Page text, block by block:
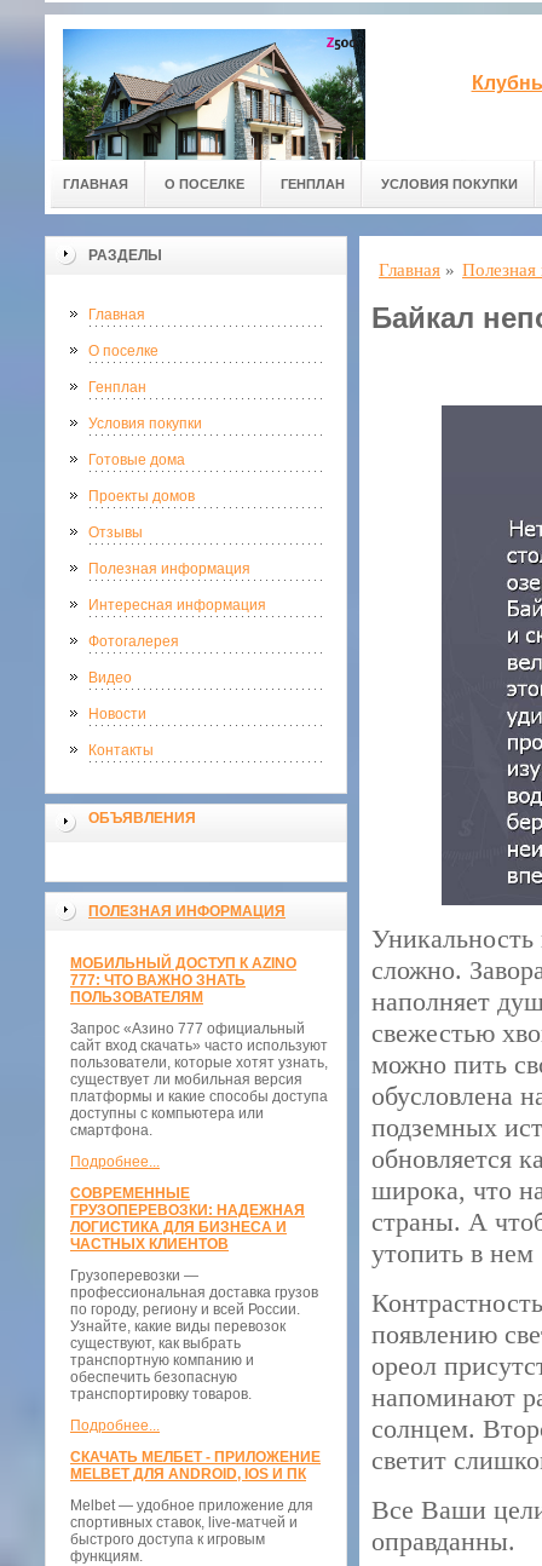
ГЛАВНАЯ О ПОСЕЛКЕ ГЕНПЛАН УСЛОВИЯ ПОКУПКИ
РАЗДЕЛЫ
Главная
О поселке
Генплан
Условия покупки
Готовые дома
Проекты домов
Отзывы
Полезная информация
Интересная информация
Фотогалерея
Видео
Новости
Контакты
ОБЪЯВЛЕНИЯ
ПОЛЕЗНАЯ ИНФОРМАЦИЯ
МОБИЛЬНЫЙ ДОСТУП К AZINO
777: ЧТО ВАЖНО ЗНАТЬ
ПОЛЬЗОВАТЕЛЯМ
Запрос «Азино 777 официальный
сайт вход скачать» часто используют
пользователи, которые хотят узнать,
существует ли мобильная версия
платформы и какие способы доступа
доступны с компьютера или
смартфона.
Подробнее...
СОВРЕМЕННЫЕ
ГРУЗОПЕРЕВОЗКИ: НАДЕЖНАЯ
ЛОГИСТИКА ДЛЯ БИЗНЕСА И
ЧАСТНЫХ КЛИЕНТОВ
Грузоперевозки —
профессиональная доставка грузов
по городу, региону и всей России.
Узнайте, какие виды перевозок
существуют, как выбрать
транспортную компанию и
обеспечить безопасную
транспортировку товаров.
Подробнее...
СКАЧАТЬ МЕЛБЕТ - ПРИЛОЖЕНИЕ
MELBET ДЛЯ ANDROID, IOS И ПК
Melbet — удобное приложение для
спортивных ставок, live-матчей и
быстрого доступа к игровым
функциям.
Главная »
Байкал
Уникальность
сложно.
наполняет
свежестью
можно пить
обусловлена
подземных
обновляется
широка, что
страны. А
утопить в
появлению
ореол
напоминают
солнцем.
светит
Все Ваши
оправданны.